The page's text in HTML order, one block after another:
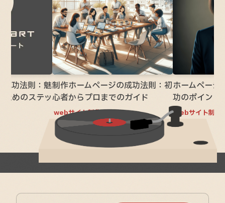
成功法則：魅
ためのステッ
webサイト制作
2025.9.11
制作ホームページの成功法則：初
心者からプロまでのガイド
webサイト制作
2025.9.10
ホームページ
功のポイント